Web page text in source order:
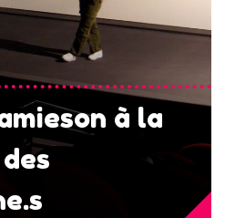
à la